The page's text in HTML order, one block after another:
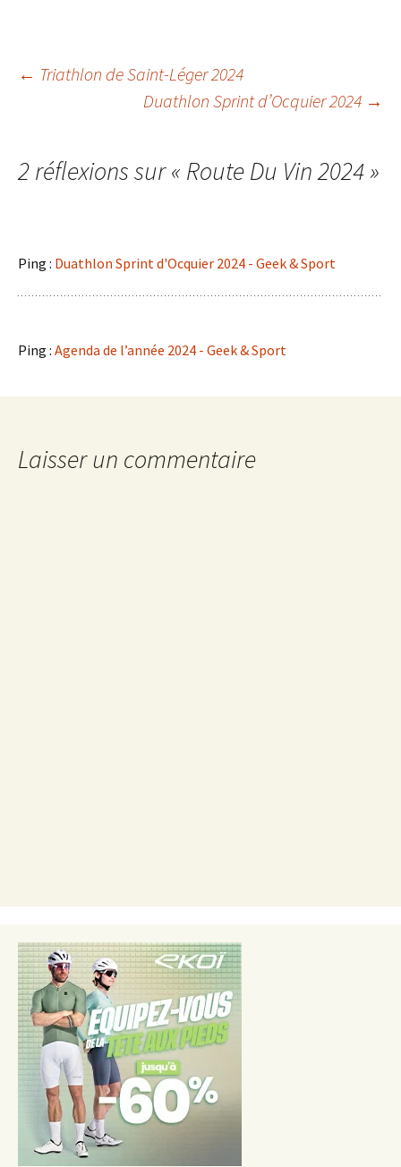
Navigation
← Triathlon de Saint-Léger 2024
Duathlon Sprint d’Ocquier 2024 →
2 réflexions sur « Route Du Vin 2024»
Ping : Duathlon Sprint d'Ocquier 2024 - Geek & Sport
Ping : Agenda de l’année 2024 - Geek & Sport
Laisser un commentaire